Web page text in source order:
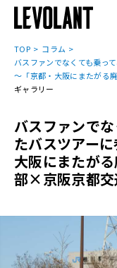
TOP
コラム
バスファンでなくても乗っ
～「京都・大阪にまたがる
ギャラリー
バスファンで
たバスツアー
大阪にまたが
部×京阪京都交